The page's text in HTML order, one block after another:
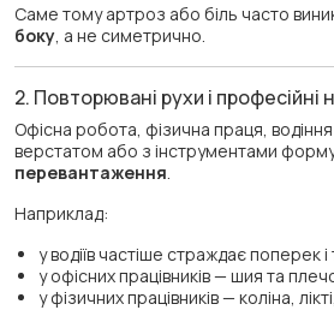
Саме тому артроз або біль часто
боку , а не симетрично.
2. Повторювані рухи і
Офісна робота, фізична праця,
верстатом або з інструментами
перевантаження
Наприклад:
у водіїв частіше страждає поперек
у офісних працівників — шия та
у фізичних працівників — коліна,